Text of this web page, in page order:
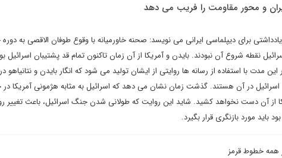
و محور مقاومت را فریب می دهد
برای دیپلماسی ایرانی می نویسد: صحنه خاورمیانه با وقوع طوفان الاقصی به
نقطه شروع آن نبودند. بایدن و آمریکا از آن زمان تاکنون تمام قد پشتیبان اسرائیل
این مدت با استفاده از رسانه ها روایتی از ایشان تولید می شود که انگار بایدن و نتانیاهو
اسرائیل در آن هستند. گذشت زمان نشان می دهد که اسرائیل به مثابه هژمونی آمریکا در
از آن دست نخواهد کشید. شاید این روایت که طولانی شدن جنگ اسرائیل، باعث تغییر
باید مورد بازنگری قرار بگیرد.
همه خطوط قرمز